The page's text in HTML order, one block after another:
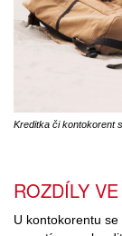
Kreditka či kontokorent
ROZDÍLY
U kontokorentu